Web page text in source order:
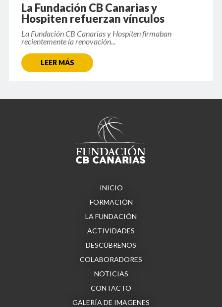
La Fundación CB Canarias y
Hospiten refuerzan vínculos
La Fundación CB Canarias y Hospiten firmaban
recientemente la renovación...
LEER MÁS
INICIO
FORMACIÓN
LA FUNDACIÓN
ACTIVIDADES
DESCÚBRENOS
COLABORADORES
NOTICIAS
CONTACTO
GALERÍA DE IMAGENES